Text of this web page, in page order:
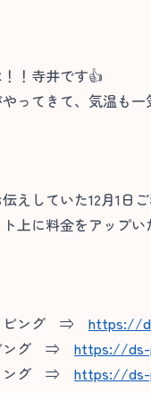
！寺井です👍
ってきて、気温も一
えしていた12月1日
上に料金をアップ
ビング ⇒ https://
ング ⇒ https://ds-
ング ⇒ https://ds-